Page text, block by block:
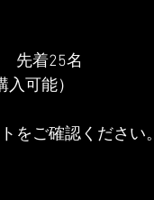
先着25名
可能）
をご確認ください。